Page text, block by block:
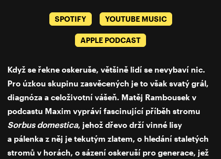
SPOTIFY YOUTUBE MUSIC
APPLE PODCAST
Když se řekne oskeruše, většině lidí se nevybaví nic.
Pro úzkou skupinu zasvěcených je to však svatý grál,
diagnóza a celoživotní vášeň. Matěj Rambousek v
podcastu Maxim vypráví fascinující příběh stromu
Sorbus domestica, jehož dřevo drží vinné lisy
a pálenka z něj je tekutým zlatem, o hledání staletých
stromů v horách, o sázení oskeruší pro generace, jež